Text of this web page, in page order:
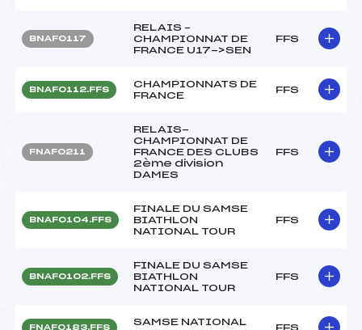
BNAF0117
RELAIS –
CHAMPIONNAT DE
FRANCE U17->SEN
FFS
BNAF0112.FFS
CHAMPIONNATS DE
FRANCE
FFS
FNAF0211
RELAIS-
CHAMPIONNAT DE
FRANCE DES CLUBS
2ème division
DAMES
FFS
BNAF0104.FFS
FINALE DU SAMSE
BIATHLON
NATIONAL TOUR
FFS
BNAF0102.FFS
FINALE DU SAMSE
BIATHLON
NATIONAL TOUR
FFS
FNAF0183.FFS
SAMSE NATIONAL
FFS